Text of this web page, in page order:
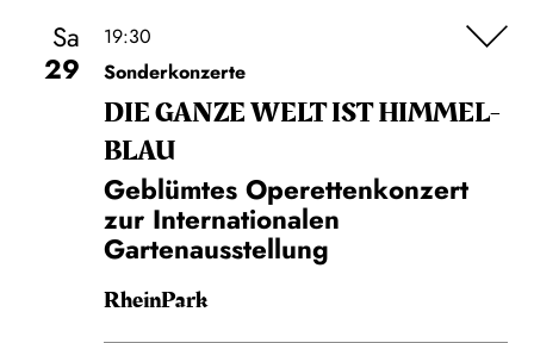
Sa
29
19:30
Sonderkonzerte
DIE GANZE WELT IST HIMMEL­
BLAU
Geblümtes Operettenkonzert
zur Internationalen
Gartenausstellung
RheinPark